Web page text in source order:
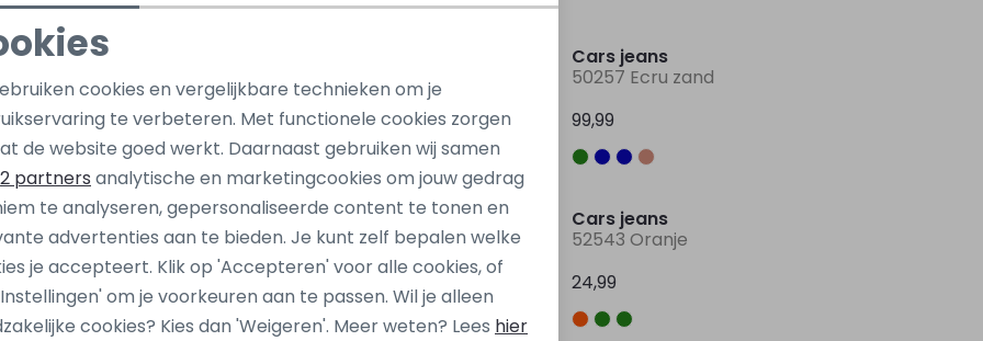
Nieuw
Blauw midden
Nieuw
50257 Blauw marine
99,99
Cars jeans
50257 Ecru zand
99,99
Nieuw
Groen donker
Cars jeans
52944 Groen army
24,99
Cars jeans
52543 Oranje
24,99
cookies
cookies Marketing cookies
cookies en vergelijkbare technieken om je
te verbeteren. Met functionele cookies zorgen
de website goed werkt. Daarnaast gebruiken wij samen
2 partners analytische en marketingcookies om jouw gedrag
te analyseren, gepersonaliseerde content te tonen en
advertenties aan te bieden. Je kunt zelf bepalen welke
je accepteert. Klik op 'Accepteren' voor alle cookies, of
om je voorkeuren aan te passen. Wil je alleen
cookies? Kies dan 'Weigeren'. Meer weten? Lees hier